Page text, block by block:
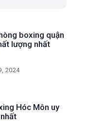
boxing quận
lượng nhất
2024
Hóc Môn uy